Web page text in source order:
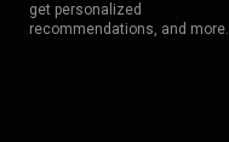
get personalized
recommendations, and more.